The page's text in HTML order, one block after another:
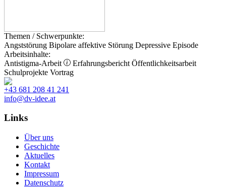
Themen / Schwerpunkte:
Angststörung Bipolare affektive Störung Depressive Episode
Arbeitsinhalte:
Antistigma-Arbeit
Erfahrungsbericht Öffentlichkeitsarbeit
Schulprojekte Vortrag
+43 681 208 41 241
info@dv-idee.at
Links
Über uns
Geschichte
Aktuelles
Kontakt
Impressum
Datenschutz